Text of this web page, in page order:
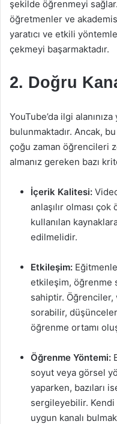
şekilde öğrenmeyi
öğretmenler ve
yaratıcı ve etkili
çekmeyi başarmaktadır.
2. Doğru
YouTube’da ilgi
bulunmaktadır. Ancak,
çoğu zaman öğrencileri
almanız gereken bazı
İçerik Kalitesi:
anlaşılır olması
kullanılan
edilmelidir.
Etkileşim:
etkileşim, öğrenme
sahiptir. Öğrenciler,
sorabilir,
öğrenme ortamı
Öğrenme Yöntemi:
soyut veya görsel
yaparken, bazıları
sergileyebilir.
uygun kanalı